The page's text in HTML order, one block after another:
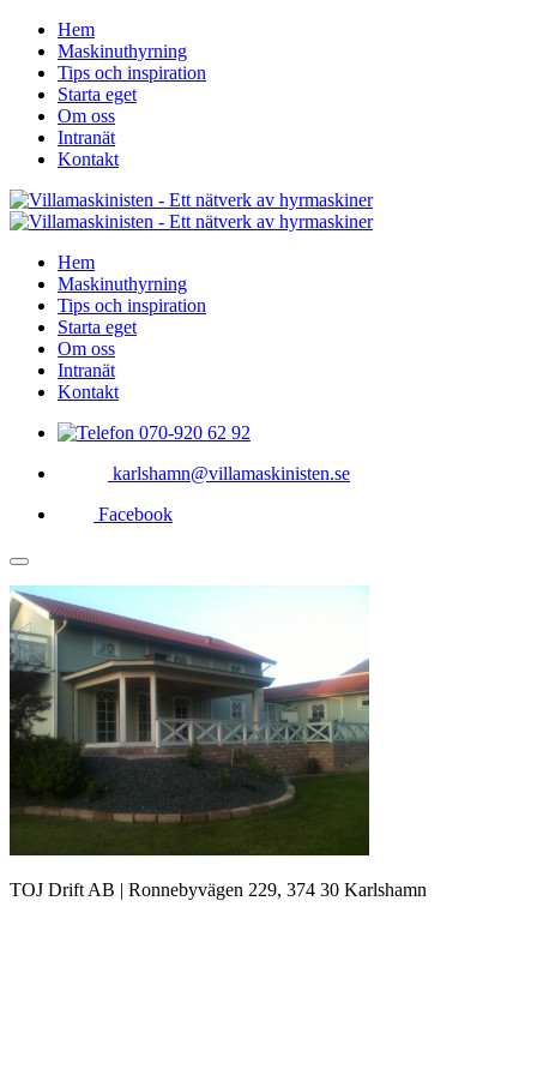
Hem
Maskinuthyrning
Tips och inspiration
Starta eget
Om oss
Intranät
Kontakt
Hem
Maskinuthyrning
Tips och inspiration
Starta eget
Om oss
Intranät
Kontakt
070-920 62 92
karlshamn@villamaskinisten.se
Facebook
TOJ Drift AB | Ronnebyvägen 229, 374 30 Karlshamn